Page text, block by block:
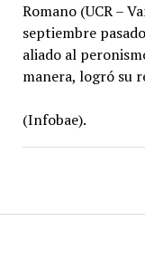
Romano (UCR –
septiembre
aliado al
manera, logró su
(Infobae).